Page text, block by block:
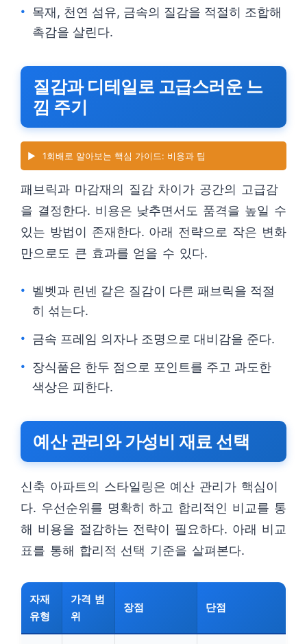
목재, 천연 섬유, 금속의 질감을 적절히 조합해
촉감을 살린다.
질감과 디테일로 고급스러운 느
낌 주기
▶️ 1회배로 알아보는 핵심 가이드: 비용과 팁
패브릭과 마감재의 질감 차이가 공간의 고급감
을 결정한다. 비용은 낮추면서도 품격을 높일 수
있는 방법이 존재한다. 아래 전략으로 작은 변화
만으로도 큰 효과를 얻을 수 있다.
벨벳과 린넨 같은 질감이 다른 패브릭을 적절
히 섞는다.
금속 프레임 의자나 조명으로 대비감을 준다.
장식품은 한두 점으로 포인트를 주고 과도한
색상은 피한다.
예산 관리와 가성비 재료 선택
신축 아파트의 스타일링은 예산 관리가 핵심이
다. 우선순위를 명확히 하고 합리적인 비교를 통
해 비용을 절감하는 전략이 필요하다. 아래 비교
표를 통해 합리적 선택 기준을 살펴본다.
자재
유형
가격 범
위
장점 단점